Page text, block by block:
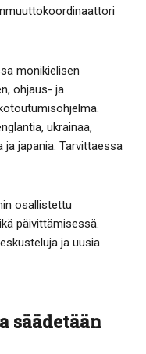
monikielisen
ohjaus- ja
ukrainaa,
ja japania. Tarvittaessa
osallistettu
päivittämisessä.
ja uusia
säädetään